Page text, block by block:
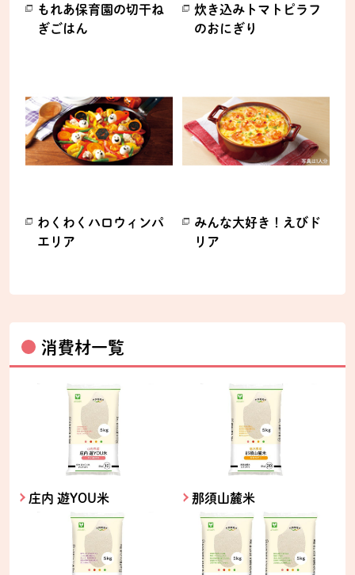
もれあ保育園の切干ね
ぎごはん
炊き込みトマトピラフ
のおにぎり
わくわくハロウィンパ
エリア
みんな大好き！えびド
リア
消費材一覧
庄内 遊YOU米 那須山麓米